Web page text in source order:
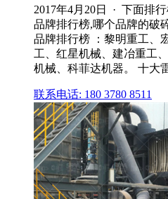
2017年4月20日 · 下面排
品牌排行榜,哪个品牌的破
品牌排行榜 ：黎明重工、
工、红星机械、建冶重工
机械、科菲达机器。 十大
联系电话: 180 3780 8511